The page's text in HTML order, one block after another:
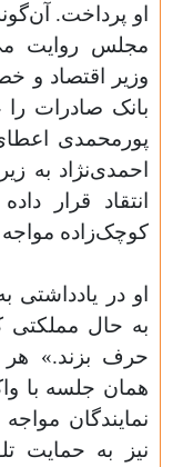
او پرداخت.
مجلس روایت
وزیر اقتصاد و
بانک صادرات
پورمحمدی
احمدی‌نژاد به
انتقاد قرار
کوچک‌زاده
او در یادداشتی
به حال
حرف بزند.» هر
همان جلسه با
نمایندگان
نیز به حمایت